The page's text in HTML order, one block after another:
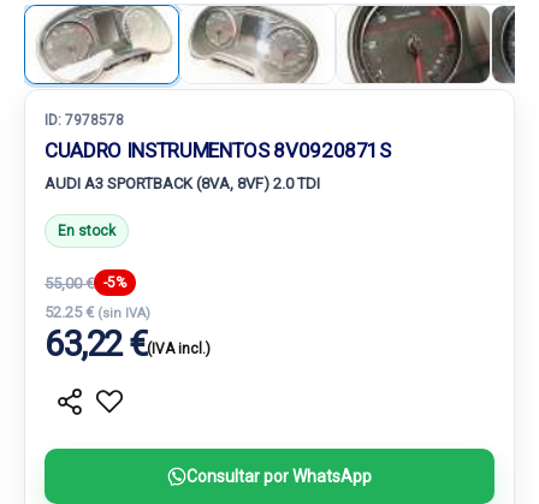
ID: 7978578
CUADRO INSTRUMENTOS 8V0920871S
AUDI A3 SPORTBACK (8VA, 8VF) 2.0 TDI
En stock
55,00 € -5%
52.25 € (sin IVA)
63,22 €(IVA incl.)
Consultar por WhatsApp